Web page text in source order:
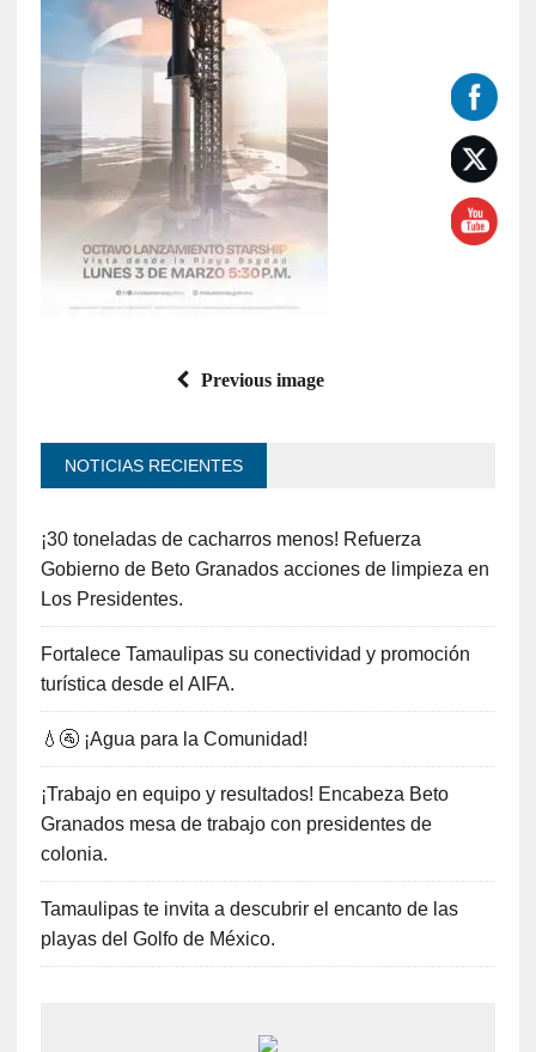
Previous image
NOTICIAS RECIENTES
¡30 toneladas de cacharros menos! Refuerza
Gobierno de Beto Granados acciones de limpieza en
Los Presidentes.
Fortalece Tamaulipas su conectividad y promoción
turística desde el AIFA.
💧🚰 ¡Agua para la Comunidad!
¡Trabajo en equipo y resultados! Encabeza Beto
Granados mesa de trabajo con presidentes de
colonia.
Tamaulipas te invita a descubrir el encanto de las
playas del Golfo de México.